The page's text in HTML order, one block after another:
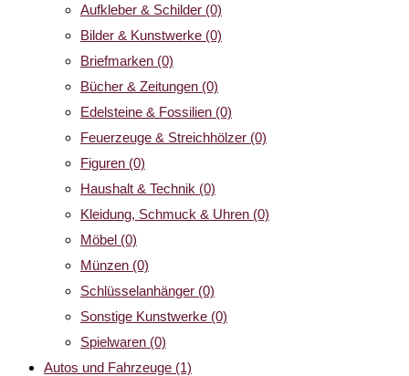
Aufkleber & Schilder (0)
Bilder & Kunstwerke (0)
Briefmarken (0)
Bücher & Zeitungen (0)
Edelsteine & Fossilien (0)
Feuerzeuge & Streichhölzer (0)
Figuren (0)
Haushalt & Technik (0)
Kleidung, Schmuck & Uhren (0)
Möbel (0)
Münzen (0)
Schlüsselanhänger (0)
Sonstige Kunstwerke (0)
Spielwaren (0)
Autos und Fahrzeuge (1)